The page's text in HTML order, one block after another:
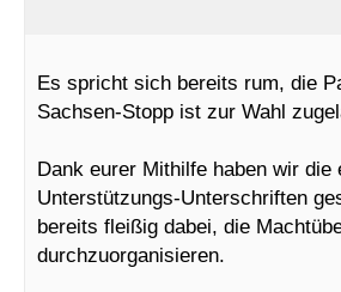
Es spricht sich bereits rum, die
Sachsen-Stopp ist zur Wahl
Dank eurer Mithilfe haben wir die
Unterstützungs-Unterschriften
bereits fleißig dabei, die
durchzuorganisieren.